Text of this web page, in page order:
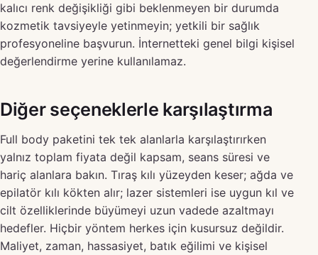
kalıcı renk değişikliği gibi beklenmeyen bir durumda
kozmetik tavsiyeyle yetinmeyin; yetkili bir sağlık
profesyoneline başvurun. İnternetteki genel bilgi kişisel
değerlendirme yerine kullanılamaz.
Diğer seçeneklerle karşılaştırma
Full body paketini tek tek alanlarla karşılaştırırken
yalnız toplam fiyata değil kapsam, seans süresi ve
hariç alanlara bakın. Tıraş kılı yüzeyden keser; ağda ve
epilatör kılı kökten alır; lazer sistemleri ise uygun kıl ve
cilt özelliklerinde büyümeyi uzun vadede azaltmayı
hedefler. Hiçbir yöntem herkes için kusursuz değildir.
Maliyet, zaman, hassasiyet, batık eğilimi ve kişisel